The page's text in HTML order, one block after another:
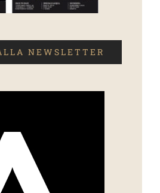
NEWSLETTER